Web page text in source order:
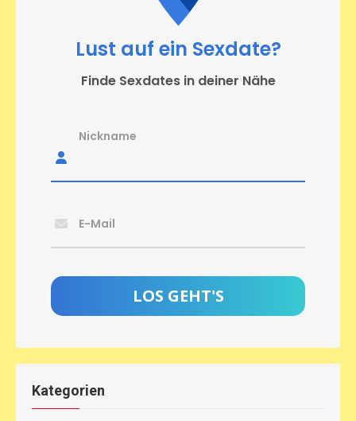
Lust auf ein Sexdate?
Finde Sexdates in deiner Nähe
Nickname
E-Mail
Kategorien